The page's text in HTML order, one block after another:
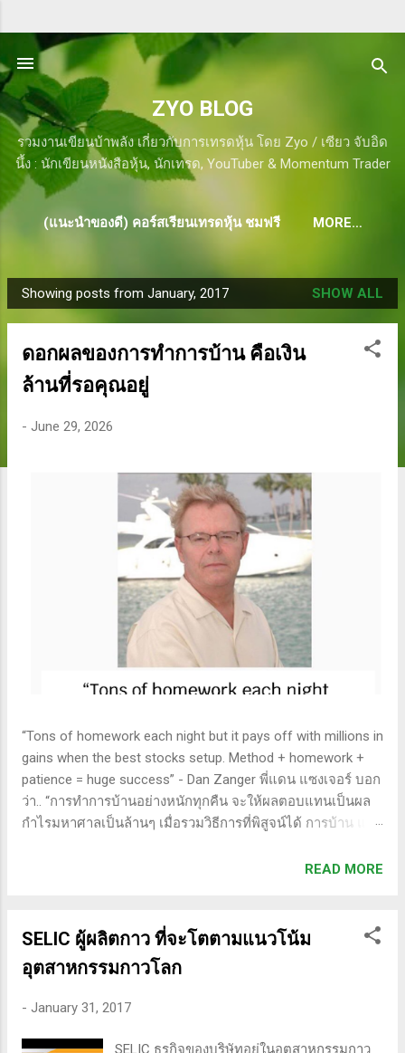
ZYO BLOG
รวมงานเขียนบ้าพลัง เกี่ยวกับการเทรดหุ้น โดย Zyo / เซียว จับอิด
นึ้ง : นักเขียนหนังสือหุ้น, นักเทรด, YouTuber & Momentum Trader
(แนะนำของดี) คอร์สเรียนเทรดหุ้น ชมฟรี MORE…
P
o
Showing posts from January, 2017 SHOW ALL
ดอกผลของการทำการบ้าน คือเงิน
ล้านที่รอคุณอยู่
- June 29, 2026
“Tons of homework each night but it pays off with millions in
gains when the best stocks setup. Method + homework +
patience = huge success” - Dan Zanger พี่แดน แซงเจอร์ บอก
ว่า.. “การทำการบ้านอย่างหนักทุกคืน จะให้ผลตอบแทนเป็นผล
กำไรมหาศาลเป็นล้านๆ เมื่อรวมวิธีการที่พิสูจน์ได้ การบ้าน และ
ทำการบ้าน (Homework): หมายถึงการศึกษาวิจัย วิเคราะห์
เป็นผู้ชนะในอนาคต การลงรายละเอียดในการวิเคราะห์นี้จะช่วย
ให้คุณสามารถเข้าใจตลาดและรู้จักจังหวะที่เหมาะสมในการเข้า
เทรด . - วิธีการที่พิสูจน์แล้วว่าทำเงินได้จริงและทำซ้ำได้ตลอด
สำคัญ เพราะจะช่วยให้คุณไม่หลงลืมแนวทางที่ได้ผลในอดีต
และสามารถปรับใช้ได้เมื่อตลาดมีการเปลี่ยนแปลง . - ความ
READ MORE
SELIC ผู้ผลิตกาว ที่จะโตตามแนวโน้ม
อุตสาหกรรมกาวโลก
- January 31, 2017
SELIC ธุรกิจของบริษัทอยู่ในอุตสาหกรรมกาว